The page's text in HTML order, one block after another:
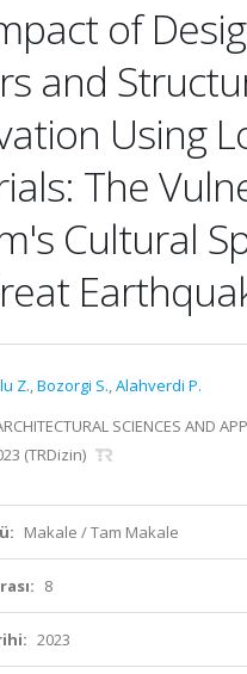
of
and
Using
The
Cultural
Z.,Bozorgi S.,Alahverdi P.
SCIENCES AND
(TRDizin)
Makale / Tam Makale
8
2023